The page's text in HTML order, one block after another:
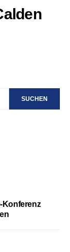
SUCHEN
Konferenz